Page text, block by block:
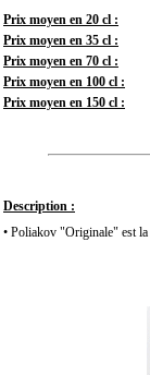
Prix moyen en 20 cl :
Prix moyen en 35 cl :
Prix moyen en 70 cl :
Prix moyen en 100 cl :
Prix moyen en 150 cl :
Description :
• Poliakov "Originale" est la